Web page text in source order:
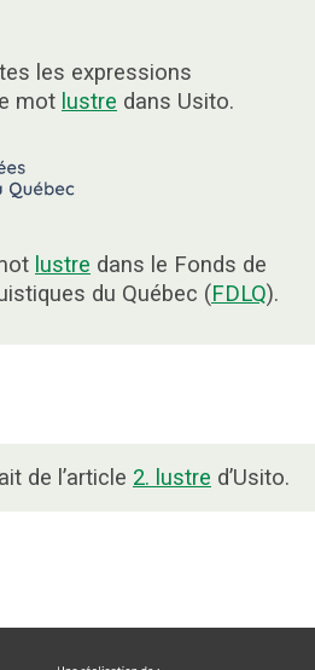
les expressions
mot lustre dans Usito.
lustre dans le Fonds de
du Québec (FDLQ).
de l’article 2. lustre d’Usito.